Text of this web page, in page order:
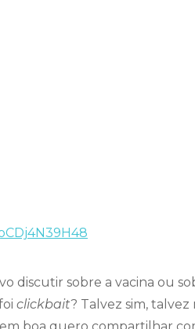
discutir sobre a vacina ou
clickbait? Talvez sim,